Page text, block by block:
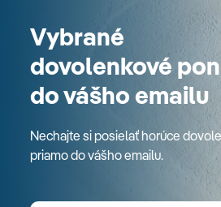
Vybrané
dovolenkové
do vášho emailu
Nechajte si posielať horúce
priamo do vášho emailu.